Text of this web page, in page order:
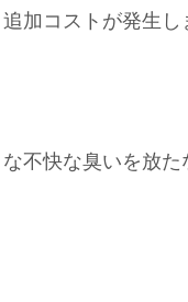
加コストが発生し
不快な臭いを放